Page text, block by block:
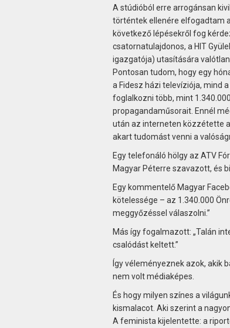
A stúdióból erre arrogánsan
történtek ellenére elfogadtam
következő lépésekről fog
csatornatulajdonos, a HIT
igazgatója) utasítására
Pontosan tudom, hogy egy
a Fidesz házi televíziója, mind
foglalkozni több, mint
propagandaműsorait. Ennél
után az interneten közzétette
akart tudomást venni a
Egy telefonáló hölgy az ATV
Magyar Péterre szavazott, és
Egy kommentelő Magyar
kötelessége – az 1.340.000
meggyőzéssel válaszolni.”
Más így fogalmazott: „Talán
csalódást keltett.”
Így véleményeznek azok, akik
nem volt médiaképes.
És hogy milyen színes a
kismalacot. Aki szerint a
A feminista kijelentette: a